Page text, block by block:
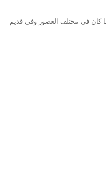
في مختلف العصور وفي قديم